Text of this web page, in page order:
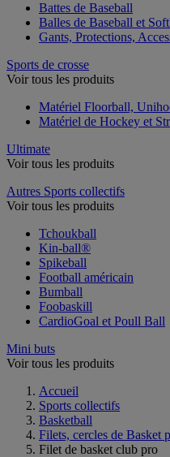
Battes de Baseball
Balles de Baseball et
Gants, Protections,
Sports de crosse
Voir tous les produits
Matériel Floorball,
Matériel de Hockey et
Ultimate
Voir tous les produits
Autres Sports collectifs
Voir tous les produits
Tchoukball
Kin-ball®
Spikeball
Football américain
Bumball
Foobaskill
CardioGoal et Poull Ball
Mini buts
Voir tous les produits
Accueil
Sports collectifs
Basketball
Filets, cercles de Basket
Filet de basket club pro